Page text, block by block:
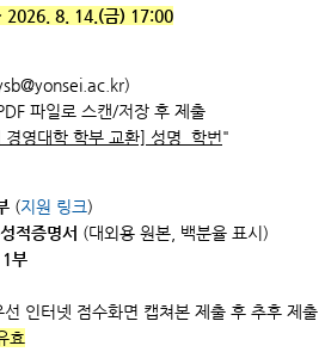
2026. 8. 14.(금) 17:00
파일로 스캔/저장 후 제출
영대학 학부 교환] 성명_학번"
(지원 링크)
적증명서 (대외용 원본, 백분율 표시)
부
인터넷 점수화면 캡쳐본 제출 후 추후 제출
효